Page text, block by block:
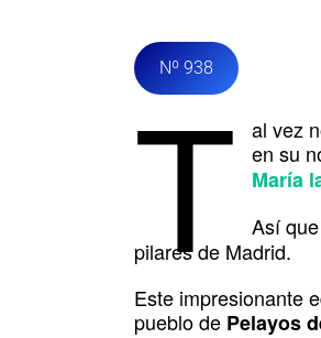
Nº 938
T
al vez
en su
María
Así
pilares de Madrid.
Este impresionante
pueblo de Pelayos